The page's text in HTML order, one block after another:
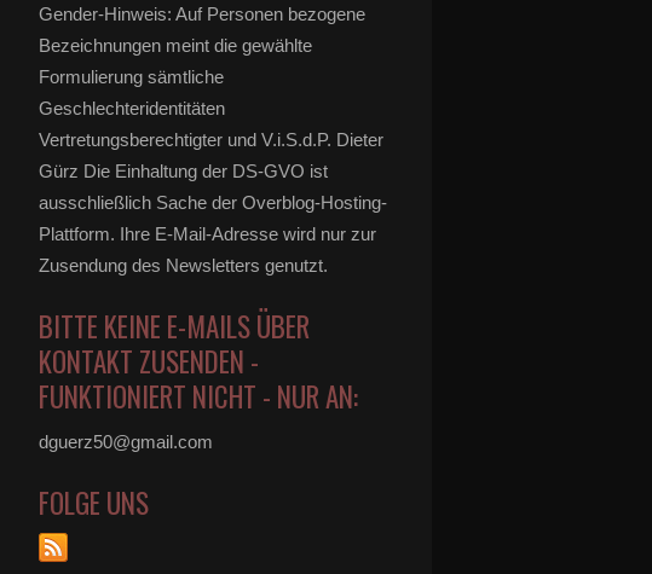
Gender-Hinweis: Auf Personen bezogene
Bezeichnungen meint die gewählte
Formulierung sämtliche
Geschlechteridentitäten
Vertretungsberechtigter und V.i.S.d.P. Dieter
Gürz Die Einhaltung der DS-GVO ist
ausschließlich Sache der Overblog-Hosting-
Plattform. Ihre E-Mail-Adresse wird nur zur
Zusendung des Newsletters genutzt.
BITTE KEINE E-MAILS ÜBER
KONTAKT ZUSENDEN -
FUNKTIONIERT NICHT - NUR AN:
dguerz50@gmail.com
FOLGE UNS